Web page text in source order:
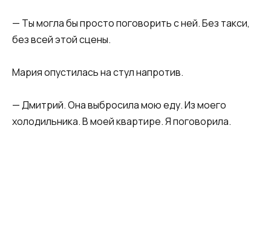
— Ты могла бы просто поговорить с ней. Без такси,
без всей этой сцены.
Мария опустилась на стул напротив.
— Дмитрий. Она выбросила мою еду. Из моего
холодильника. В моей квартире. Я поговорила.